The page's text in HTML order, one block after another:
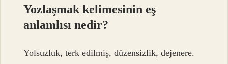
Yozlaşmak kelimesinin eş
anlamlısı nedir?
Yolsuzluk, terk edilmiş, düzensizlik, dejenere.